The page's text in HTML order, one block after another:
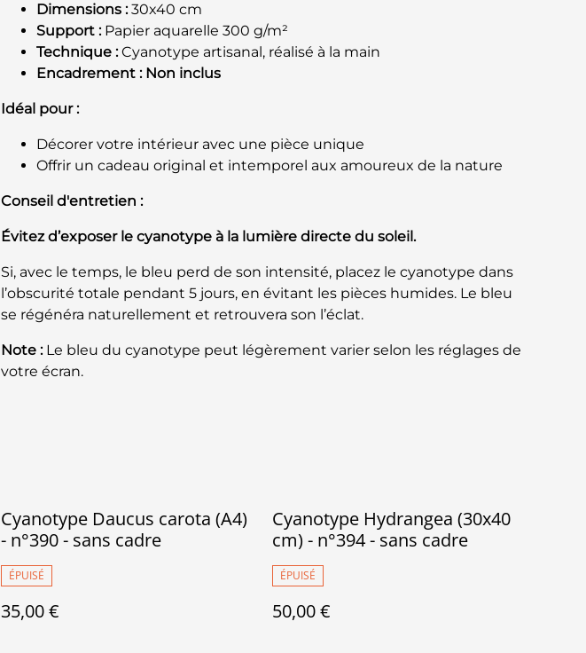
Dimensions :30x40 cm
Support :Papier aquarelle 300 g/m²
Technique :Cyanotype artisanal, réalisé à la main
Encadrement : Non inclus
Idéal pour :
Décorer votre intérieur avec une pièce unique
Offrir un cadeau original et intemporel aux amoureux de la nature
Conseil d'entretien :
Évitez d’exposer le cyanotype à la lumière directe du soleil.
Si, avec le temps, le bleu perd de son intensité, placez le cyanotype dans
l’obscurité totale pendant 5 jours, en évitant les pièces humides. Le bleu
se régénéra naturellement et retrouvera son l’éclat.
Note :Le bleu du cyanotype peut légèrement varier selon les réglages de
votre écran.
Cyanotype Daucus carota (A4)
- n°390 - sans cadre
ÉPUISÉ
35,00 €
Cyanotype Hydrangea (30x40
cm) - n°394 - sans cadre
ÉPUISÉ
50,00 €